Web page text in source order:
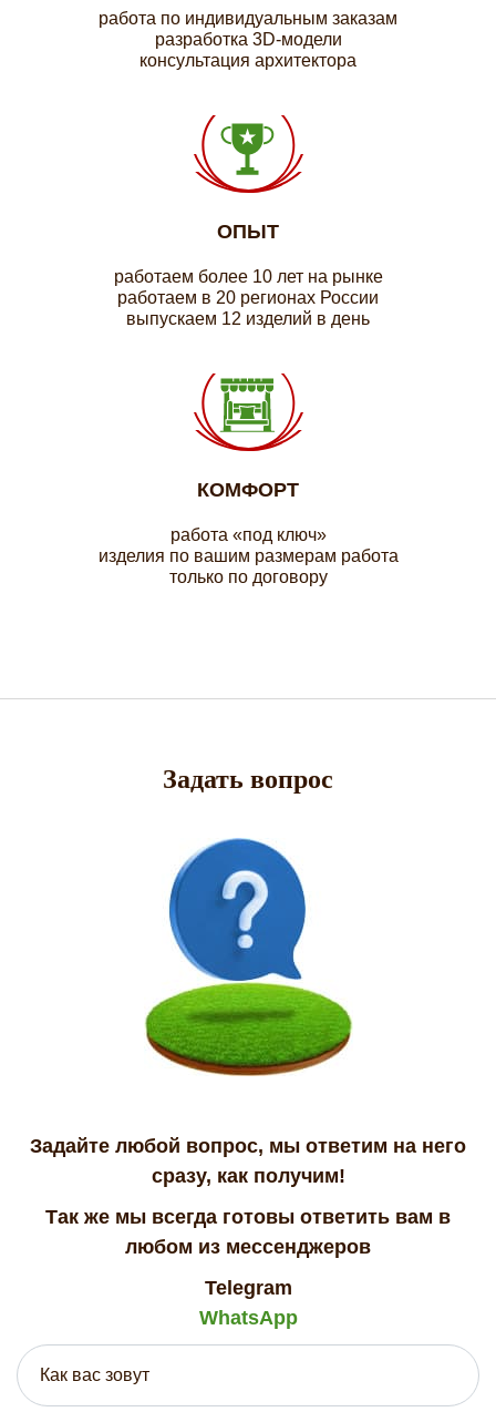
работа по индивидуальным заказам
разработка 3D-модели
консультация архитектора
ОПЫТ
работаем более 10 лет на рынке
работаем в 20 регионах России
выпускаем 12 изделий в день
КОМФОРТ
работа «под ключ»
изделия по вашим размерам работа
только по договору
Задать вопрос
Задайте любой вопрос, мы ответим на него
сразу, как получим!
Так же мы всегда готовы ответить вам в
любом из мессенджеров
Telegram
WhatsApp